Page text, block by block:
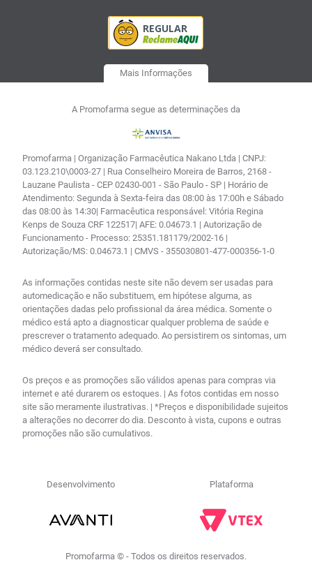
Mais Informações
A Promofarma segue as determinações da
Promofarma | Organização Farmacêutica Nakano Ltda | CNPJ:
03.123.210\0003-27 | Rua Conselheiro Moreira de Barros, 2168 -
Lauzane Paulista - CEP 02430-001 - São Paulo - SP | Horário de
Atendimento: Segunda à Sexta-feira das 08:00 às 17:00h e Sábado
das 08:00 às 14:30| Farmacêutica responsável: Vitória Regina
Kenps de Souza CRF 122517| AFE: 0.04673.1 | Autorização de
Funcionamento - Processo: 25351.181179/2002-16 |
Autorização/MS: 0.04673.1 | CMVS - 355030801-477-000356-1-0
As informações contidas neste site não devem ser usadas para
automedicação e não substituem, em hipótese alguma, as
orientações dadas pelo profissional da área médica. Somente o
médico está apto a diagnosticar qualquer problema de saúde e
prescrever o tratamento adequado. Ao persistirem os sintomas, um
médico deverá ser consultado.
Os preços e as promoções são válidos apenas para compras via
internet e até durarem os estoques. | As fotos contidas em nosso
site são meramente ilustrativas. | *Preços e disponibilidade sujeitos
a alterações no decorrer do dia. Desconto à vista, cupons e outras
promoções não são cumulativos.
Desenvolvimento Plataforma
Promofarma © - Todos os direitos reservados.